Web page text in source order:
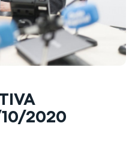
2020